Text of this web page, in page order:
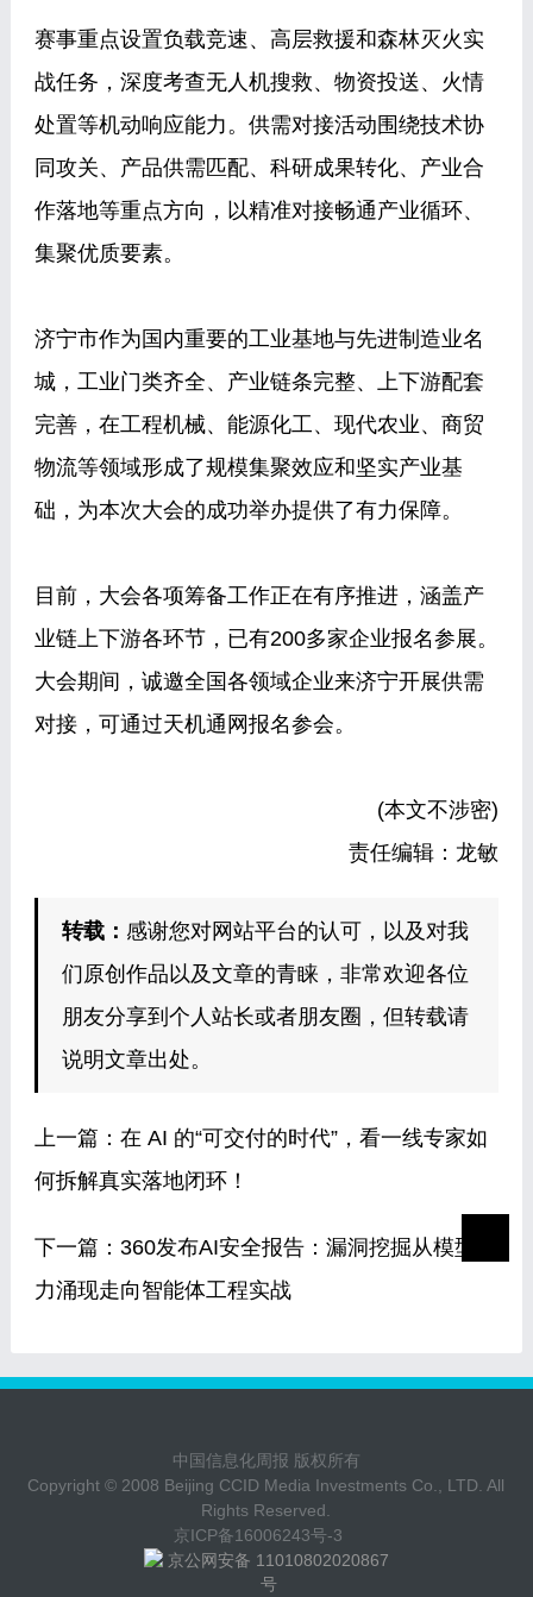
赛事重点设置负载竞速、高层救援和森林灭火实
战任务，深度考查无人机搜救、物资投送、火情
处置等机动响应能力。供需对接活动围绕技术协
同攻关、产品供需匹配、科研成果转化、产业合
作落地等重点方向，以精准对接畅通产业循环、
集聚优质要素。
济宁市作为国内重要的工业基地与先进制造业名
城，工业门类齐全、产业链条完整、上下游配套
完善，在工程机械、能源化工、现代农业、商贸
物流等领域形成了规模集聚效应和坚实产业基
础，为本次大会的成功举办提供了有力保障。
目前，大会各项筹备工作正在有序推进，涵盖产
业链上下游各环节，已有200多家企业报名参展。
大会期间，诚邀全国各领域企业来济宁开展供需
对接，可通过天机通网报名参会。
(本文不涉密)
责任编辑：龙敏
转载： 感谢您对网站平台的认可，以及对我
们原创作品以及文章的青睐，非常欢迎各位
朋友分享到个人站长或者朋友圈，但转载请
说明文章出处。
上一篇： 在 AI 的“可交付的时代”，看一线专家如
何拆解真实落地闭环！
下一篇： 360发布AI安全报告：漏洞挖掘从模型能
力涌现走向智能体工程实战
中国信息化周报 版权所有
Copyright © 2008 Beijing CCID Media Investments Co., LTD. All
Rights Reserved.
京ICP备16006243号-3
京公网安备 11010802020867
号